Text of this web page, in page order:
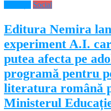
Social
Editura Nemira
experiment A.I.
putea afecta pe
programă pentru
literatura română
Ministerul